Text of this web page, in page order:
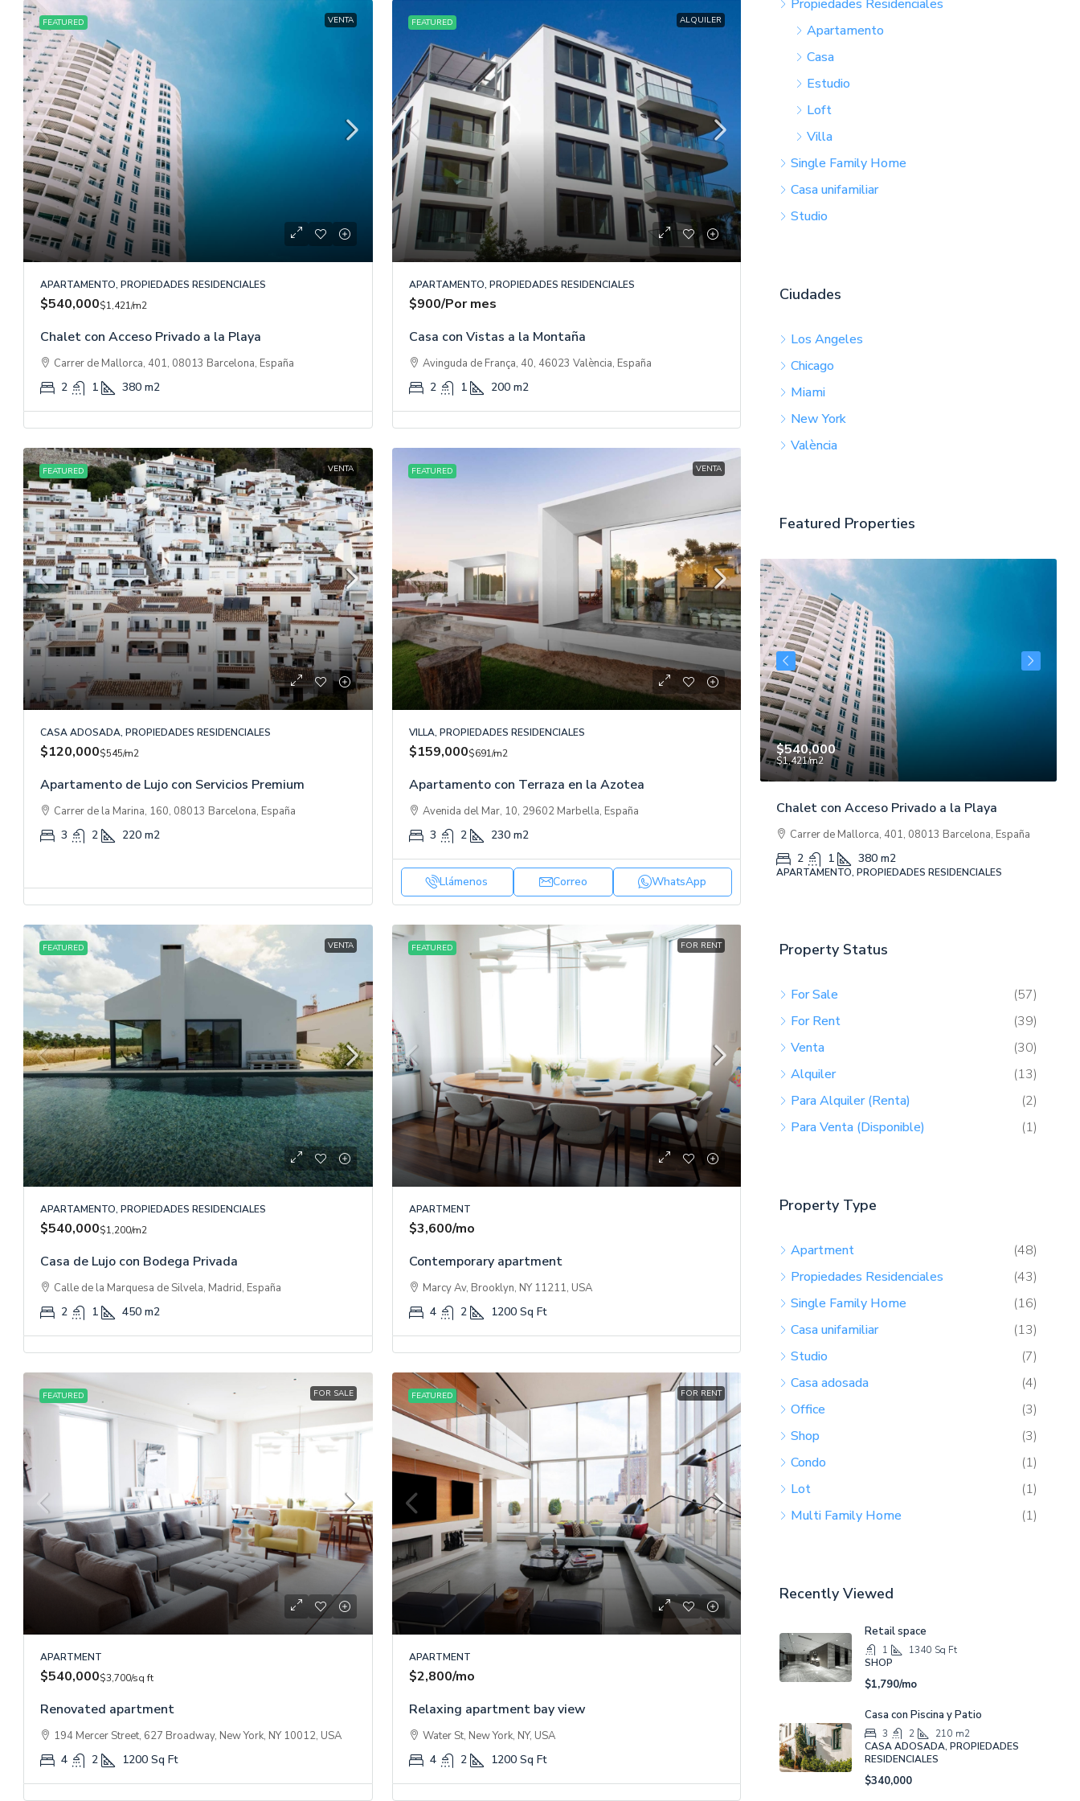
FEATURED VENTA
APARTAMENTO, PROPIEDADES RESIDENCIALES
$540,000$1,421/m2
Chalet con Acceso Privado a la Playa
Carrer de Mallorca, 401, 08013 Barcelona, España
2 1 380 m2
FEATURED ALQUILER
APARTAMENTO, PROPIEDADES RESIDENCIALES
$900/Por mes
Casa con Vistas a la Montaña
Avinguda de França, 40, 46023 València, España
2 1 200 m2
FEATURED VENTA
CASA ADOSADA, PROPIEDADES RESIDENCIALES
$120,000$545/m2
Apartamento de Lujo con Servicios Premium
Carrer de la Marina, 160, 08013 Barcelona, España
3 2 220 m2
FEATURED VENTA
VILLA, PROPIEDADES RESIDENCIALES
$159,000$691/m2
Apartamento con Terraza en la Azotea
Avenida del Mar, 10, 29602 Marbella, España
3 2 230 m2
Llámenos Correo WhatsApp
FEATURED VENTA
APARTAMENTO, PROPIEDADES RESIDENCIALES
$540,000$1,200/m2
Casa de Lujo con Bodega Privada
Calle de la Marquesa de Silvela, Madrid, España
2 1 450 m2
FEATURED FOR RENT
APARTMENT
$3,600/mo
Contemporary apartment
Marcy Av, Brooklyn, NY 11211, USA
4 2 1200 Sq Ft
FEATURED FOR SALE
APARTMENT
$540,000$3,700/sq ft
Renovated apartment
194 Mercer Street, 627 Broadway, New York, NY 10012, USA
4 2 1200 Sq Ft
FEATURED FOR RENT
APARTMENT
$2,800/mo
Relaxing apartment bay view
Water St, New York, NY, USA
4 2 1200 Sq Ft
Propiedades Residenciales
Apartamento
Casa
Estudio
Loft
Villa
Single Family Home
Casa unifamiliar
Studio
Ciudades
Los Angeles
Chicago
Miami
New York
València
Featured Properties
$540,000
$1,421
Chalet con Acceso Privado a la Playa
Carrer de Mallorca, 401, 08013 Barcelona, España
2 1 380 m2
APARTAMENTO, PROPIEDADES RESIDENCIALES
$U 13.500
Alquiler en Melo, Cerro Largo
F. Sanchez y Nano perez, Melo, Cerro Largo,
Uruguay
2 1
For Sale
(57)
For Rent
(39)
Venta
(30)
Alquiler
(13)
Para Alquiler (Renta)
(2)
Apartment
(48)
Propiedades Residenciales
(43)
Single Family Home
(16)
Casa unifamiliar
(13)
Studio
(7)
Casa adosada
(4)
Office
(3)
Shop
(3)
Condo
(1)
Lot
(1)
Retail space
1
SHOP
Casa con Piscina y Patio
3 2 210 m2
CASA ADOSADA, PROPIEDADES
RESIDENCIALES